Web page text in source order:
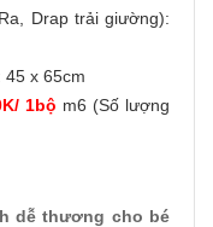
Drap trải giường):
45 x 65cm
1bộ m6 (Số lượng
dễ thương cho bé